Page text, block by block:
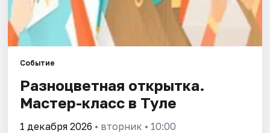
Событие
Разноцветная открытка.
Мастер-класс в Туле
1 декабря 2026 • вторник • 10:00